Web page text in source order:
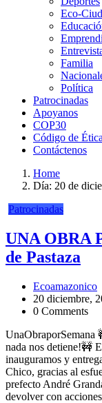
Eco-
Familia
Política
Patrocinadas
Apoyanos
COP30
Código de Ética
Contáctenos
Home
Día: 20 de
Patrocinadas
UNA OBRA
de Pastaza
Ecoamazonico
20 diciembre,
0 Comments
UnaObraporSemana
nada nos detiene!🚧
inauguramos y
Chico, gracias al
prefecto André
devolver con